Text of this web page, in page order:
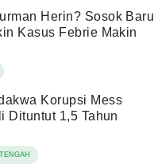
Herin? Sosok Baru
Kasus Febrie Makin
Korupsi Mess
Dituntut 1,5 Tahun